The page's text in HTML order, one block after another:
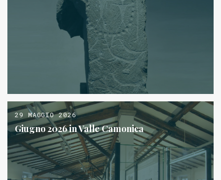
29 MAGGIO 2026
Giugno 2026 in Valle Camonica